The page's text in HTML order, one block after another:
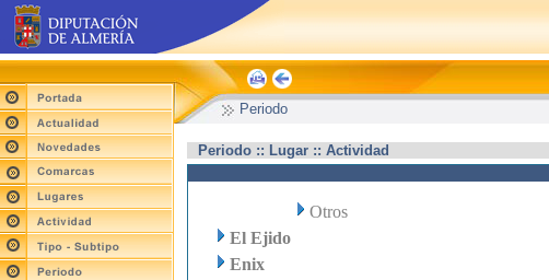
Periodo
Periodo :: Lugar :: Actividad
Otros
El Ejido
Enix